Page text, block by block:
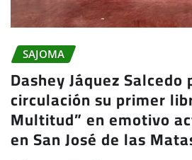
SAJOMA
Dashey Jáquez Salcedo
circulación su primer
Multitud” en emotivo
en San José de las